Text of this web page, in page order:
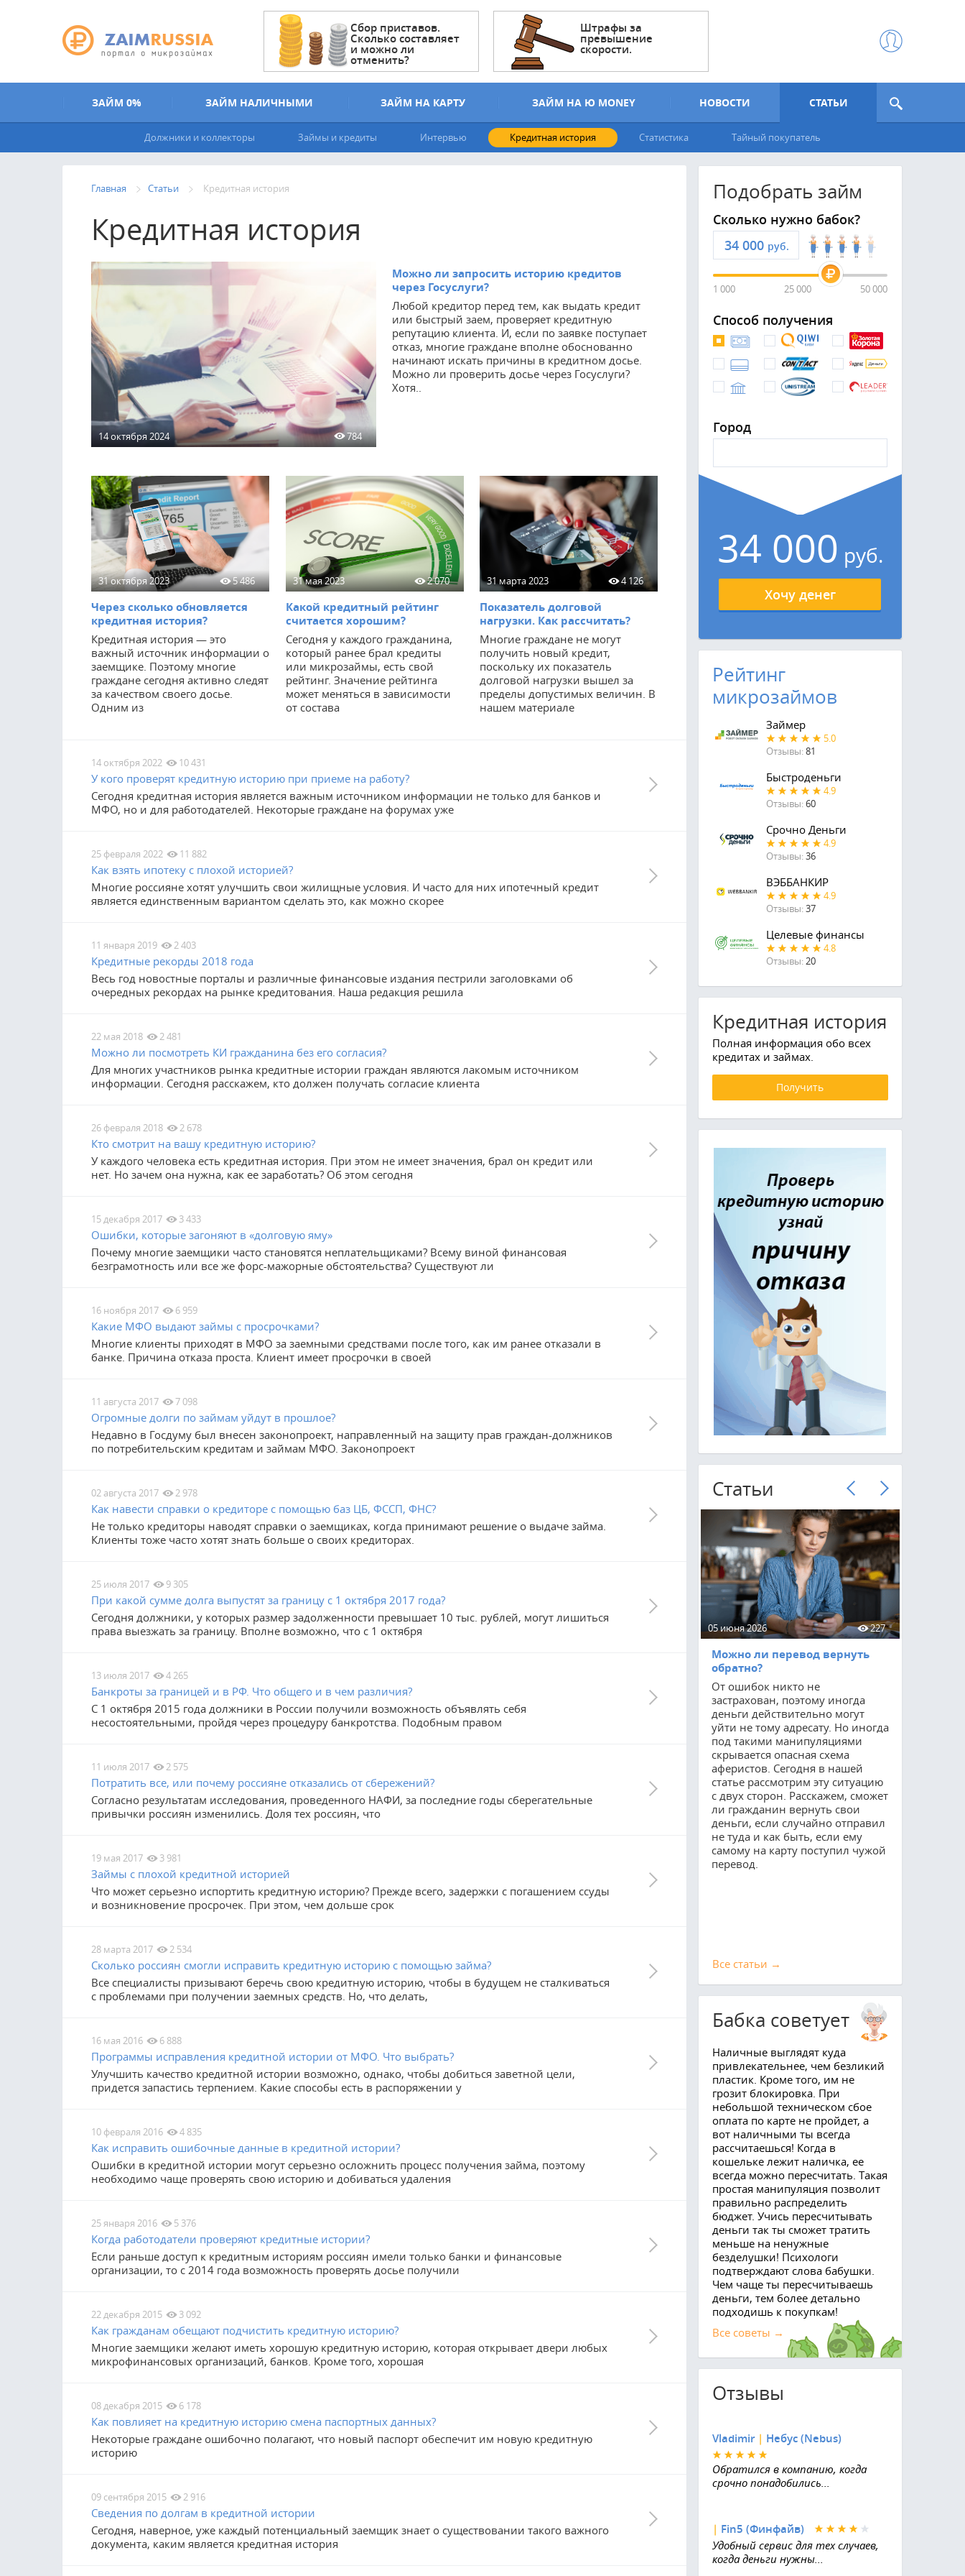
Сбор приставов.
Сколько составляет
и можно ли
отменить?
Штрафы за
превышение
скорости.
ЗАЙМ 0% ЗАЙМ НАЛИЧНЫМИ ЗАЙМ НА КАРТУ ЗАЙМ НА Ю MONEY НОВОСТИ СТАТЬИ
Должники и коллекторы Займы и кредиты Интервью Кредитная история Статистика Тайный покупатель
Главная Статьи Кредитная история
Кредитная история
14 октября 2024 784
Можно ли запросить историю кредитов
через Госуслуги?
Любой кредитор перед тем, как выдать кредит
или быстрый заем, проверяет кредитную
репутацию клиента. И, если по заявке поступает
отказ, многие граждане вполне обоснованно
начинают искать причины в кредитном досье.
Можно ли проверить досье через Госуслуги?
Хотя..
31 октября 2023 5 486
Через сколько обновляется
кредитная история?
Кредитная история — это
важный источник информации о
заемщике. Поэтому многие
граждане сегодня активно следят
за качеством своего досье.
Одним из
31 мая 2023 2 070
Какой кредитный рейтинг
считается хорошим?
Сегодня у каждого гражданина,
который ранее брал кредиты
или микрозаймы, есть свой
рейтинг. Значение рейтинга
может меняться в зависимости
от состава
31 марта 2023 4 126
Показатель долговой
нагрузки. Как рассчитать?
Многие граждане не могут
получить новый кредит,
поскольку их показатель
долговой нагрузки вышел за
пределы допустимых величин. В
нашем материале
14 октября 2022 10 431
У кого проверят кредитную историю при приеме на работу?
Сегодня кредитная история является важным источником информации не только для банков и
МФО, но и для работодателей. Некоторые граждане на форумах уже
25 февраля 2022 11 882
Как взять ипотеку с плохой историей?
Многие россияне хотят улучшить свои жилищные условия. И часто для них ипотечный кредит
является единственным вариантом сделать это, как можно скорее
11 января 2019 2 403
Кредитные рекорды 2018 года
Весь год новостные порталы и различные финансовые издания пестрили заголовками об
очередных рекордах на рынке кредитования. Наша редакция решила
22 мая 2018 2 481
Можно ли посмотреть КИ гражданина без его согласия?
Для многих участников рынка кредитные истории граждан являются лакомым источником
информации. Сегодня расскажем, кто должен получать согласие клиента
26 февраля 2018 2 678
Кто смотрит на вашу кредитную историю?
У каждого человека есть кредитная история. При этом не имеет значения, брал он кредит или
нет. Но зачем она нужна, как ее заработать? Об этом сегодня
15 декабря 2017 3 433
Ошибки, которые загоняют в «долговую яму»
Почему многие заемщики часто становятся неплательщиками? Всему виной финансовая
безграмотность или все же форс-мажорные обстоятельства? Существуют ли
16 ноября 2017 6 959
Какие МФО выдают займы с просрочками?
Многие клиенты приходят в МФО за заемными средствами после того, как им ранее отказали в
банке. Причина отказа проста. Клиент имеет просрочки в своей
11 августа 2017 7 098
Огромные долги по займам уйдут в прошлое?
Недавно в Госдуму был внесен законопроект, направленный на защиту прав граждан-должников
по потребительским кредитам и займам МФО. Законопроект
02 августа 2017 2 978
Как навести справки о кредиторе с помощью баз ЦБ, ФССП, ФНС?
Не только кредиторы наводят справки о заемщиках, когда принимают решение о выдаче займа.
Клиенты тоже часто хотят знать больше о своих кредиторах.
25 июля 2017 9 305
При какой сумме долга выпустят за границу с 1 октября 2017 года?
Сегодня должники, у которых размер задолженности превышает 10 тыс. рублей, могут лишиться
права выезжать за границу. Вполне возможно, что с 1 октября
13 июля 2017 4 265
Банкроты за границей и в РФ. Что общего и в чем различия?
С 1 октября 2015 года должники в России получили возможность объявлять себя
несостоятельными, пройдя через процедуру банкротства. Подобным правом
11 июля 2017 2 575
Потратить все, или почему россияне отказались от сбережений?
Согласно результатам исследования, проведенного НАФИ, за последние годы сберегательные
привычки россиян изменились. Доля тех россиян, что
19 мая 2017 3 981
Займы с плохой кредитной историей
Что может серьезно испортить кредитную историю? Прежде всего, задержки с погашением ссуды
и возникновение просрочек. При этом, чем дольше срок
28 марта 2017 2 534
Сколько россиян смогли исправить кредитную историю с помощью займа?
Все специалисты призывают беречь свою кредитную историю, чтобы в будущем не сталкиваться
с проблемами при получении заемных средств. Но, что делать,
16 мая 2016 6 888
Программы исправления кредитной истории от МФО. Что выбрать?
Улучшить качество кредитной истории возможно, однако, чтобы добиться заветной цели,
придется запастись терпением. Какие способы есть в распоряжении у
10 февраля 2016 4 835
Как исправить ошибочные данные в кредитной истории?
Ошибки в кредитной истории могут серьезно осложнить процесс получения займа, поэтому
необходимо чаще проверять свою историю и добиваться удаления
25 января 2016 5 376
Когда работодатели проверяют кредитные истории?
Если раньше доступ к кредитным историям россиян имели только банки и финансовые
организации, то с 2014 года возможность проверять досье получили
22 декабря 2015 3 092
Как гражданам обещают подчистить кредитную историю?
Многие заемщики желают иметь хорошую кредитную историю, которая открывает двери любых
микрофинансовых организаций, банков. Кроме того, хорошая
08 декабря 2015 6 178
Как повлияет на кредитную историю смена паспортных данных?
Некоторые граждане ошибочно полагают, что новый паспорт обеспечит им новую кредитную
историю
09 сентября 2015 2 916
Сведения по долгам в кредитной истории
Сегодня, наверное, уже каждый потенциальный заемщик знает о существовании такого важного
документа, каким является кредитная история
Подобрать займ
Сколько нужно бабок?
руб.
1 000 25 000 50 000
Способ получения
Город
34 000 руб.
Хочу денег
Рейтинг
микрозаймов
Займер
5.0
Отзывы:81
Быстроденьги
4.9
Отзывы:60
Срочно Деньги
4.9
Отзывы:36
ВЭББАНКИР
4.9
Отзывы:37
Целевые финансы
4.8
Отзывы:20
Кредитная история
Полная информация обо всех
кредитах и займах.
Получить
Cтатьи
05 июня 2026 227
Можно ли перевод вернуть
обратно?
От ошибок никто не
застрахован, поэтому иногда
деньги действительно могут
уйти не тому адресату. Но иногда
под такими манипуляциями
скрывается опасная схема
аферистов. Сегодня в нашей
статье рассмотрим эту ситуацию
с двух сторон. Расскажем, сможет
ли гражданин вернуть свои
деньги, если случайно отправил
не туда и как быть, если ему
самому на карту поступил чужой
перевод.
Все cтатьи →
Бабка советует
Наличные выглядят куда
привлекательнее, чем безликий
пластик. Кроме того, им не
грозит блокировка. При
небольшой техническом сбое
оплата по карте не пройдет, а
вот наличными ты всегда
рассчитаешься! Когда в
кошельке лежит наличка, ее
всегда можно пересчитать. Такая
простая манипуляция позволит
правильно распределить
бюджет. Учись пересчитывать
деньги так ты сможет тратить
меньше на ненужные
безделушки! Психологи
подтверждают слова бабушки.
Чем чаще ты пересчитываешь
деньги, тем более детально
подходишь к покупкам!
Все советы →
Отзывы
Vladimir | Небус (Nebus)
Обратился в компанию, когда
срочно понадобились...
| Fin5 (Финфайв)
Удобный сервис для тех случаев,
когда деньги нужны...